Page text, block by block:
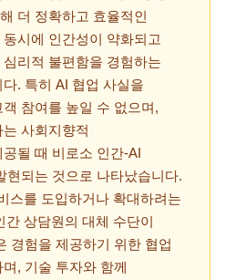
더 정확하고 효율적인
시에 인간성이 약화되고
리적 불편함을 경험하는
. 특히 AI 협업 사실을
참여를 높일 수 없으며,
사회지향적
될 때 비로소 인간-AI
현되는 것으로 나타났습니다.
스를 도입하거나 확대하려는
간 상담원의 대체 수단이
경험을 제공하기 위한 협업
, 기술 투자와 함께